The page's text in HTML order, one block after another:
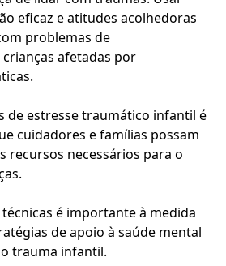
eficaz e atitudes acolhedoras
problemas de
afetadas por
de estresse traumático infantil é
cuidadores e famílias possam
recursos necessários para o
é importante à medida
de apoio à saúde mental
trauma infantil.